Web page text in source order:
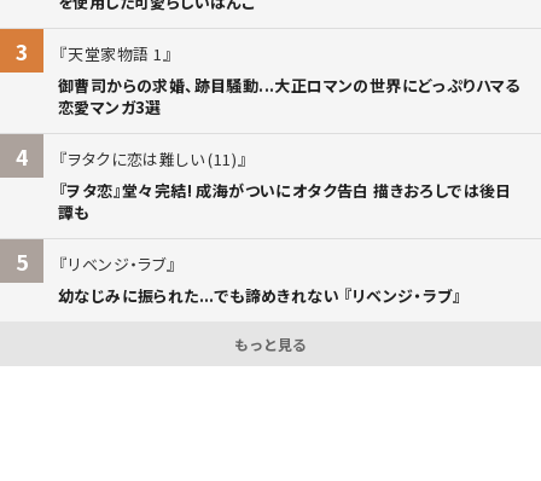
3
天堂家物語 1
御曹司からの求婚、跡目騒動...大正ロマンの世界にどっぷりハマる
恋愛マンガ3選
4
ヲタクに恋は難しい (11)
『ヲタ恋』堂々完結! 成海がついにオタク告白 描きおろしでは後日
譚も
5
リベンジ・ラブ
幼なじみに振られた...でも諦めきれない 『リベンジ・ラブ』
もっと見る